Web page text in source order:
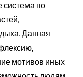
система по
Данная
мотивов иных